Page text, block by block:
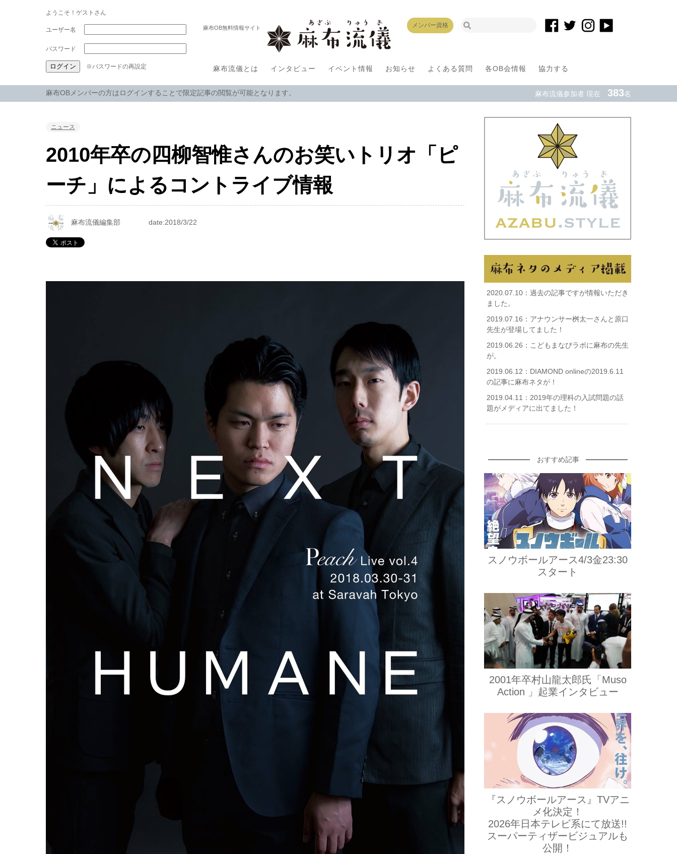
ようこそ！ゲストさん
パスワード
※パスワードの再設定
麻布OB無料情報サイト メンバー資格
麻布流儀とは インタビュー イベント情報 お知らせ よくある質問 各OB会情報 協力する
麻布OBメンバーの方はログインすることで限定記事の閲覧が可能となります。 麻布流儀参加者 現在 383名
ニュース
2010年卒の四柳智惟さんのお笑いトリオ「ピ
ーチ」によるコントライブ情報
麻布流儀編集部 date:2018/3/22
2020.07.10： 過去の記事ですが情報いただき
ました。
2019.07.16： アナウンサー桝太一さんと原口
先生が登場してました！
2019.06.26： こどもまなびラボに麻布の先生
が。
2019.06.12： DIAMOND onlineの2019.6.11
の記事に麻布ネタが！
2019.04.11： 2019年の理科の入試問題の話
題がメディアに出てました！
おすすめ記事
スノウボールアース4/3金23:30
スタート
2001年卒村山龍太郎氏「Muso
Action 」起業インタビュー
『スノウボールアース』TVアニ
メ化決定！
2026年日本テレビ系にて放送!!
スーパーティザービジュアルも
公開！